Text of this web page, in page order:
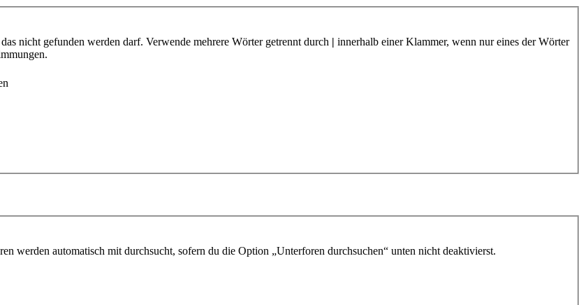
nicht gefunden werden darf. Verwende mehrere Wörter getrennt durch | innerhalb einer Klammer, wenn nur eines der Wörter
werden automatisch mit durchsucht, sofern du die Option „Unterforen durchsuchen“ unten nicht deaktivierst.